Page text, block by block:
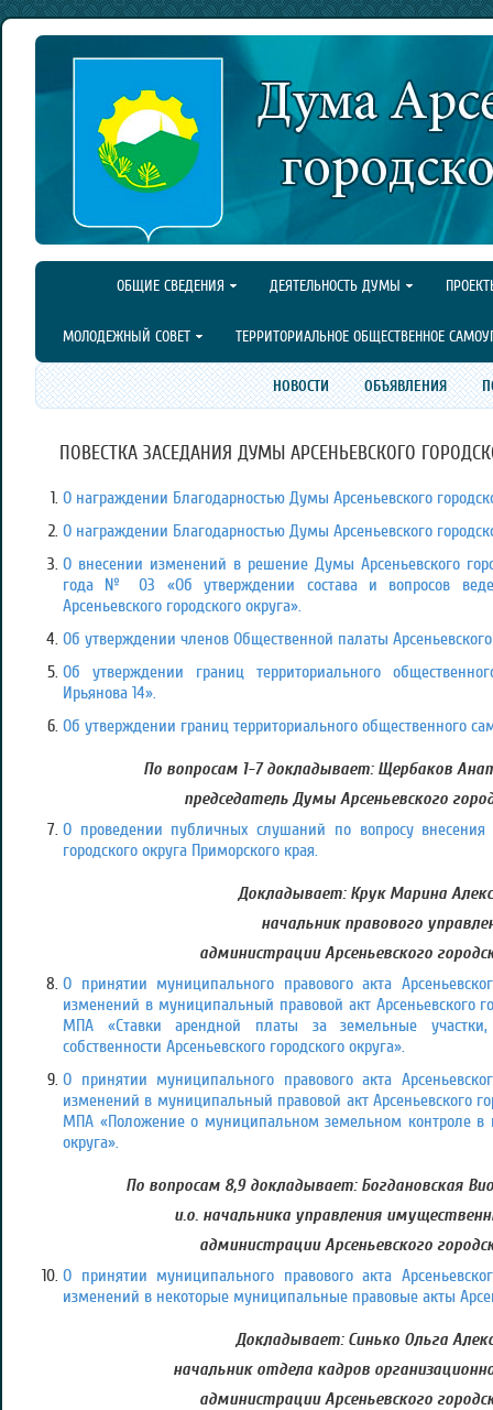
ОБЩИЕ СВЕДЕНИЯ ДЕЯТЕЛЬНОСТЬ ДУМЫ
МОЛОДЕЖНЫЙ СОВЕТ ТЕРРИТОРИАЛЬНОЕ ОБЩЕСТВЕННОЕ
НОВОСТИ ОБЪЯВЛЕНИЯ
ПОВЕСТКА ЗАСЕДАНИЯ ДУМЫ АРСЕНЬЕВСКОГО
О награждении Благодарностью Думы Арсеньевского
О награждении Благодарностью Думы Арсеньевского
О внесении изменений в решение Думы Арсеньевского
года № 03 «Об утверждении состава и вопросов
Арсеньевского городского округа».
Об утверждении членов Общественной палаты Арсеньевского
Об утверждении границ территориального
Ирьянова 14».
Об утверждении границ территориального общественного
По вопросам 1-7 докладывает: Щербаков
председатель Думы Арсеньевского
О проведении публичных слушаний по вопросу внесения
городского округа Приморского края.
Докладывает: Крук Марина
начальник правового
администрации Арсеньевского
О принятии муниципального правового акта
изменений в муниципальный правовой акт Арсеньевского
МПА «Ставки арендной платы за земельные
собственности Арсеньевского городского округа».
О принятии муниципального правового акта
изменений в муниципальный правовой акт Арсеньевского
МПА «Положение о муниципальном земельном контроле в
округа».
По вопросам 8,9 докладывает: Богдановская
и.о. начальника управления
администрации Арсеньевского
О принятии муниципального правового акта
изменений в некоторые муниципальные правовые акты
Докладывает: Синько Ольга
начальник отдела кадров
администрации Арсеньевского